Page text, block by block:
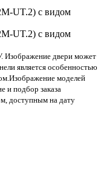
Изображение двери может
является особенностью
Изображение моделей
и подбор заказа
доступным на дату